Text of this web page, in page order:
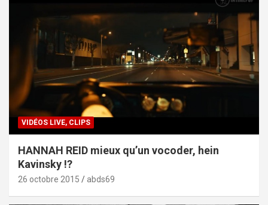
VIDÉOS LIVE, CLIPS
HANNAH REID mieux qu’un vocoder, hein
Kavinsky !?
26 octobre 2015 abds69